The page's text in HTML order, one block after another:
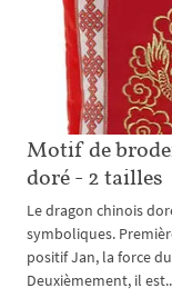
Motif de
doré - 2 tailles
Le dragon chinois
symboliques.
positif Jan, la force
Deuxièmement, il